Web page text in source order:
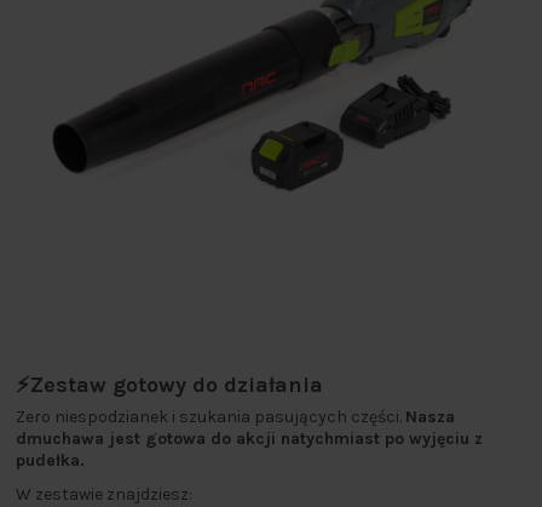
⚡Zestaw gotowy do działania
Zero niespodzianek i szukania pasujących części. Nasza
dmuchawa jest gotowa do akcji natychmiast po wyjęciu z
pudełka.
W zestawie znajdziesz: